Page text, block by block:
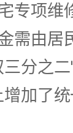
专项维
需由居
分之
加了